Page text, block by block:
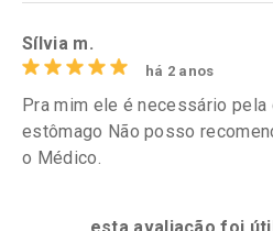
Sílvia m.
há 2 anos
Pra mim ele é necessário
estômago Não posso
o Médico.